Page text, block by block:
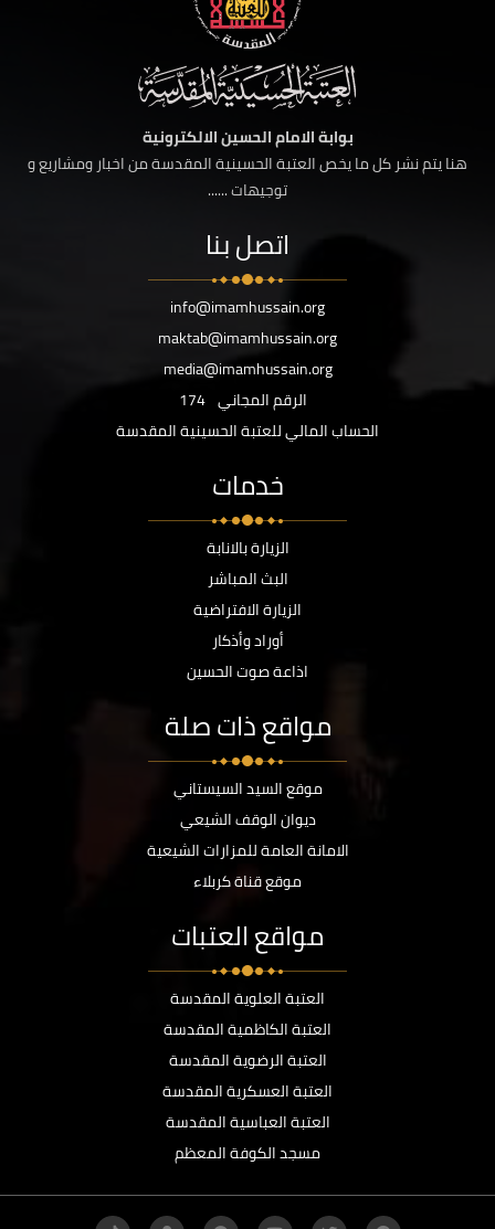
بوابة الامام الحسين الالكترونية
هنا يتم نشر كل ما يخص العتبة الحسينية المقدسة من اخبار ومشاريع و
توجيهات ......
اتصل بنا
info@imamhussain.org
maktab@imamhussain.org
media@imamhussain.org
الرقم المجاني 174
الحساب المالي للعتبة الحسينية المقدسة
خدمات
الزيارة بالانابة
البث المباشر
الزيارة الافتراضية
أوراد وأذكار
اذاعة صوت الحسين
مواقع ذات صلة
موقع السيد السيستاني
ديوان الوقف الشيعي
الامانة العامة للمزارات الشيعية
موقع قناة كربلاء
مواقع العتبات
العتبة العلوية المقدسة
العتبة الكاظمية المقدسة
العتبة الرضوية المقدسة
العتبة العسكرية المقدسة
العتبة العباسية المقدسة
مسجد الكوفة المعظم